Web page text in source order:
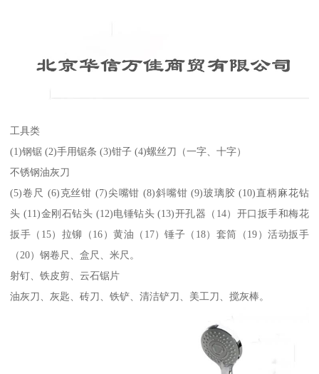
工具类
(1)钢锯 (2)手用锯条 (3)钳子 (4)螺丝刀（一字、十字）
不锈钢油灰刀
(5)卷尺 (6)克丝钳 (7)尖嘴钳 (8)斜嘴钳 (9)玻璃胶 (10)直柄麻花钻
头 (11)金刚石钻头 (12)电锤钻头 (13)开孔器（14）开口扳手和梅花
扳手（15）拉铆（16）黄油（17）锤子（18）套筒（19）活动扳手
（20）钢卷尺、盒尺、米尺。
射钉、铁皮剪、云石锯片
油灰刀、灰匙、砖刀、铁铲、清洁铲刀、美工刀、搅灰棒。